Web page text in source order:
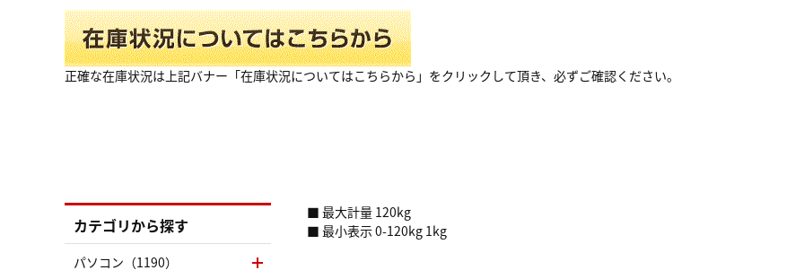
正確な在庫状況は上記バナー「在庫状況についてはこちらから」をクリックして頂き、必ずご確認ください。
■ 最大計量 120kg
■ 最小表示 0-120kg 1kg
カテゴリから探す
パソコン（1190）